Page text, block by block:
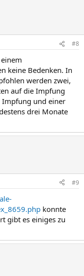
#8
keine Bedenken. In
werden zwei,
auf die Impfung
Impfung und einer
drei Monate
#9
konnte
gibt es einiges zu